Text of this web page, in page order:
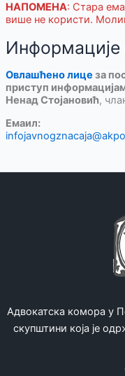
НАПОМЕНА: Стара
више не користи.
Информације
Овлашћено лице за
приступ
Ненад Стојановић,
Емаил:
Адвокатска комора у
скупштини која је